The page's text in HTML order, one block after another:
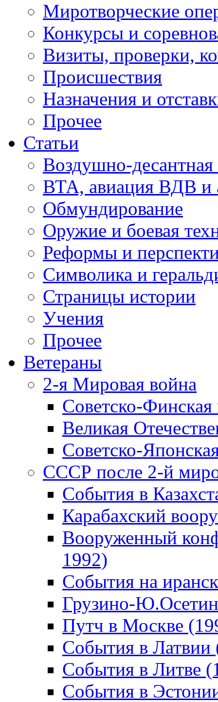
Миротворческие
Конкурсы и
Визиты, проверки,
Происшествия
Назначения и
Прочее
Статьи
Воздушно-десантная
ВТА, авиация ВДВ и
Обмундирование
Оружие и боевая
Реформы и
Символика и
Страницы истории
Учения
Прочее
Ветераны
2-я Мировая война
Советско-
Великая
Советско-
СССР после 2-й
События в
Карабахский
Вооруженный
1992)
События на
Грузино-
Путч в Москве
События в Латвии
События в Литве
События в